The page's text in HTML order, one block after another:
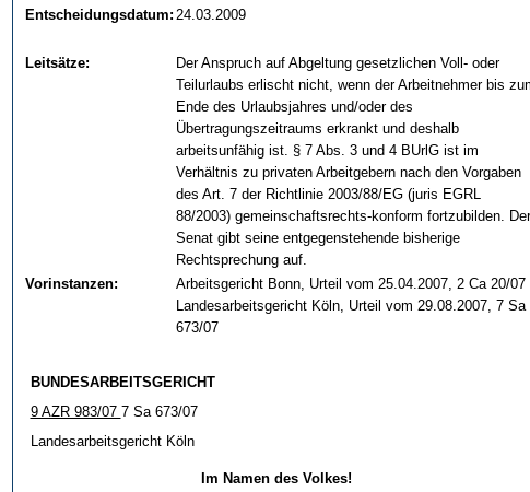
Entscheidungsdatum: 24.03.2009
Leitsätze:
Der Anspruch auf Abgeltung gesetzlichen Voll- oder
Teilurlaubs erlischt nicht, wenn der Arbeitnehmer bis
Ende des Urlaubsjahres und/oder des
Übertragungszeitraums erkrankt und deshalb
arbeitsunfähig ist. § 7 Abs. 3 und 4 BUrlG ist im
Verhältnis zu privaten Arbeitgebern nach den Vorgaben
des Art. 7 der Richtlinie 2003/88/EG (juris EGRL
88/2003) gemeinschaftsrechts-konform fortzubilden. Der
Senat gibt seine entgegenstehende bisherige
Rechtsprechung auf.
Vorinstanzen:
Arbeitsgericht Bonn, Urteil vom 25.04.2007, 2 Ca 20/07
Landesarbeitsgericht Köln, Urteil vom 29.08.2007, 7 Sa
673/07
BUN­DES­AR­BEITS­GERICHT
9 AZR 983/07 7 Sa 673/07
Lan­des­ar­beits­ge­richt Köln
Im Na­men des Vol­kes!